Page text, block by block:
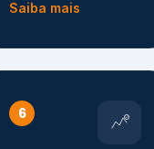
Saiba mais
6